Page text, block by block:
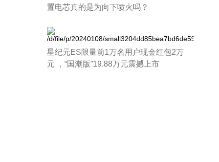
置电芯真的是为向下喷火吗？
星纪元ES限量前1万名用户现金红包2万
元 ，“国潮版”19.88万元震撼上市